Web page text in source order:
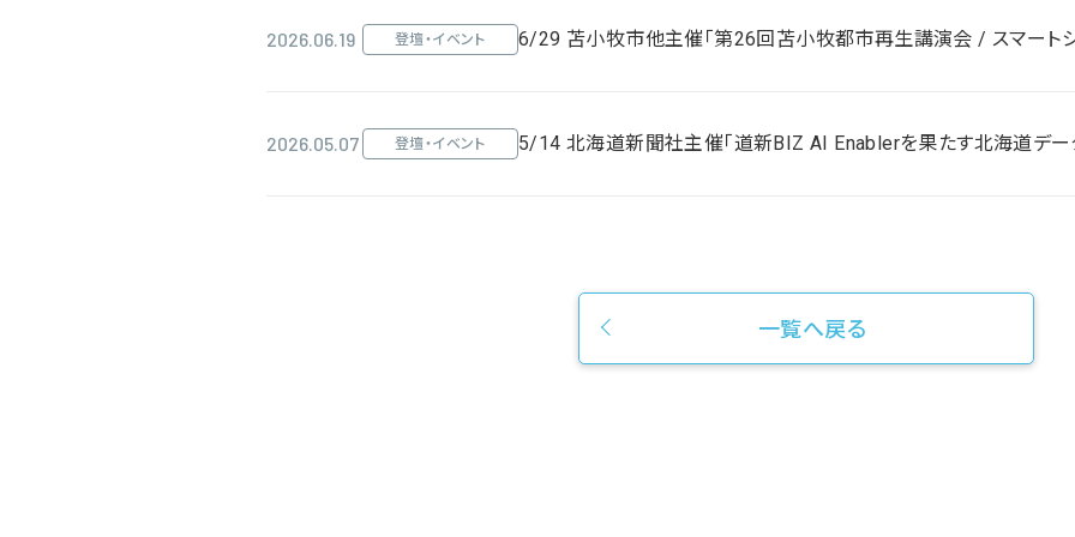
2026.06.19 登壇・イベント 6/29 苫小牧市他主催「第26回苫小牧都市再生講演会 / スマートシ
2026.05.07 登壇・イベント 5/14 北海道新聞社主催「道新BIZ AI Enablerを果たす北海道デー
一覧へ戻る